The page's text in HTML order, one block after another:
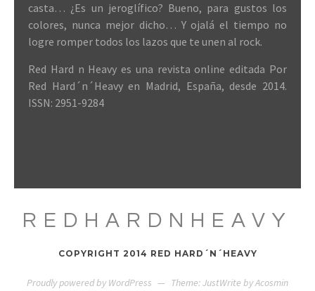
casta… ¿Es un jeroglífico? Bueno, para gustos los
colores, nunca mejor dicho… Y ojalá el tiempo no
logre romper todos los lazos que te unen al rock.
Red Hard n Heavy es una revista online editada Por
Red Hard´n´Heavy en Madrid, España, desde 2014.
ISSN: 2951-9284
REDHARDNHEAVY
COPYRIGHT 2014 RED HARD´N´HEAVY
Proudly powered by WordPress — Theme: JustWrite byAcosmin